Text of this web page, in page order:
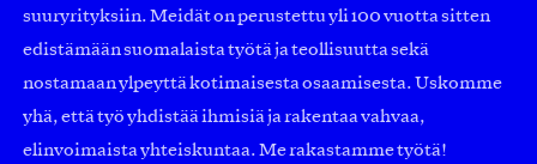
suuryrityksiin. Meidät on perustettu yli 100 vuotta sitten
edistämään suomalaista työtä ja teollisuutta sekä
nostamaan ylpeyttä kotimaisesta osaamisesta. Uskomme
yhä, että työ yhdistää ihmisiä ja rakentaa vahvaa,
elinvoimaista yhteiskuntaa. Me rakastamme työtä!